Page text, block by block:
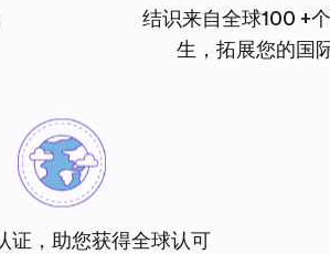
结识来自全球100 +
生，拓展您的国
证，助您获得全球认可